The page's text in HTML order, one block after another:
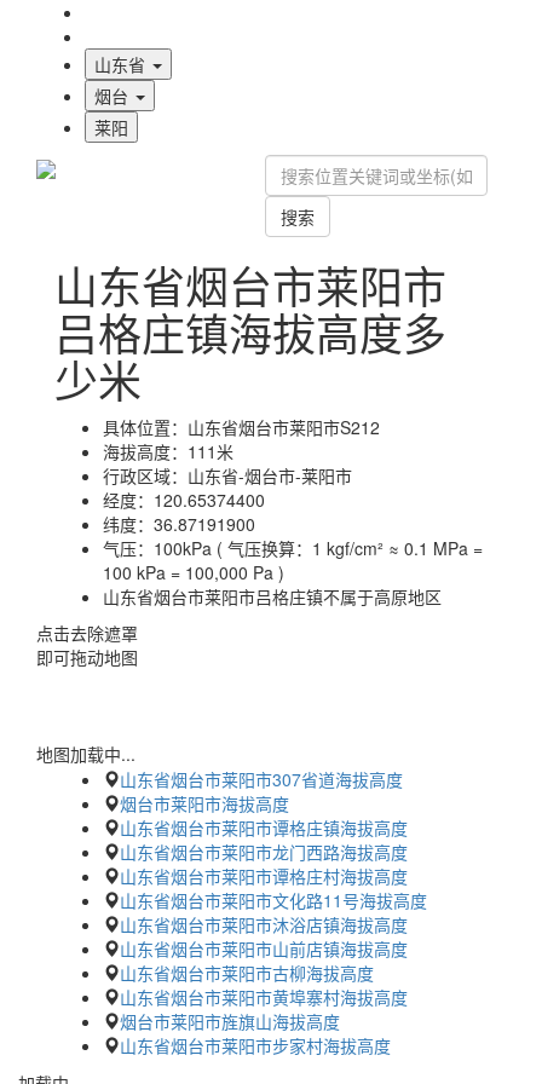
山东省
烟台
莱阳
搜索
山东省烟台市莱阳市
吕格庄镇海拔高度多
少米
具体位置： 山东省烟台市莱阳市S212
海拔高度： 111米
行政区域： 山东省-烟台市-莱阳市
经度： 120.65374400
纬度： 36.87191900
气压： 100kPa ( 气压换算：1 kgf/cm² ≈ 0.1 MPa =
100 kPa = 100,000 Pa )
山东省烟台市莱阳市吕格庄镇不属于高原地区
点击去除遮罩
即可拖动地图
地图加载中...
山东省烟台市莱阳市307省道海拔高度
烟台市莱阳市海拔高度
山东省烟台市莱阳市谭格庄镇海拔高度
山东省烟台市莱阳市龙门西路海拔高度
山东省烟台市莱阳市谭格庄村海拔高度
山东省烟台市莱阳市文化路11号海拔高度
山东省烟台市莱阳市沐浴店镇海拔高度
山东省烟台市莱阳市山前店镇海拔高度
山东省烟台市莱阳市古柳海拔高度
山东省烟台市莱阳市黄埠寨村海拔高度
烟台市莱阳市旌旗山海拔高度
山东省烟台市莱阳市步家村海拔高度